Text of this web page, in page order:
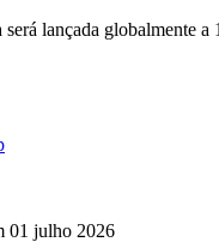
lançada globalmente a
01 julho 2026